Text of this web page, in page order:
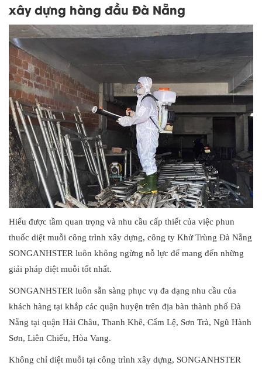
xây dựng hàng đầu Đà Nẵng
Hiểu được tầm quan trọng và nhu cầu cấp thiết của việc phun
thuốc diệt muỗi công trình xây dựng, công ty Khử Trùng Đà Nẵng
SONGANHSTER luôn không ngừng nỗ lực để mang đến những
giải pháp diệt muỗi tốt nhất.
SONGANHSTER luôn sẵn sàng phục vụ đa dạng nhu cầu của
khách hàng tại khắp các quận huyện trên địa bàn thành phố Đà
Nẵng tại quận Hải Châu, Thanh Khê, Cẩm Lệ, Sơn Trà, Ngũ Hành
Sơn, Liên Chiểu, Hòa Vang.
Không chỉ diệt muỗi tại công trình xây dựng, SONGANHSTER